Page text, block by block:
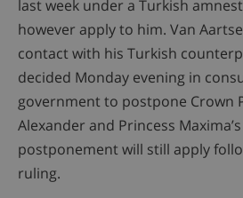
last week under a Turkish
however apply to him. Van
contact with his Turkish
decided Monday evening in
government to postpone Crown
Alexander and Princess
postponement will still apply
ruling.